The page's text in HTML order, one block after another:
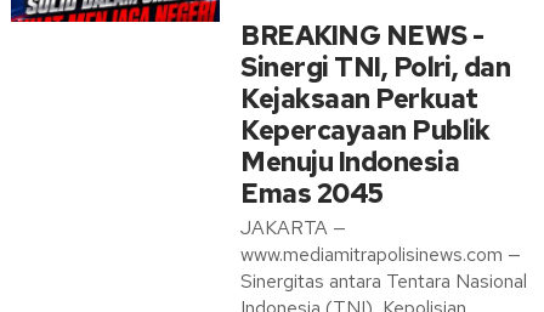
BREAKING NEWS -
Sinergi TNI, Polri, dan
Kejaksaan Perkuat
Kepercayaan Publik
Menuju Indonesia
Emas 2045
JAKARTA —
www.mediamitrapolisinews.com —
Sinergitas antara Tentara Nasional